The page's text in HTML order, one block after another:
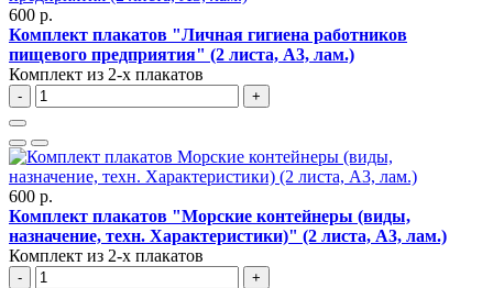
600 р.
Комплект плакатов "Личная гигиена работников
пищевого предприятия" (2 листа, A3, лам.)
Комплект из 2-х плакатов
- +
600 р.
Комплект плакатов "Морские контейнеры (виды,
назначение, техн. Характеристики)" (2 листа, A3, лам.)
Комплект из 2-х плакатов
- +